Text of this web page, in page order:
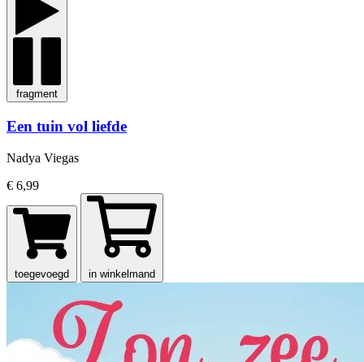
fragment
Een tuin vol liefde
Nadya Viegas
€ 6,99
toegevoegd in winkelmand